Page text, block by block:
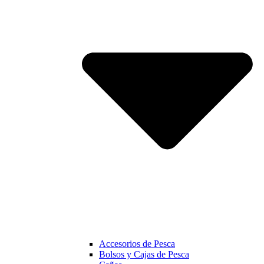
Accesorios de Pesca
Bolsos y Cajas de Pesca